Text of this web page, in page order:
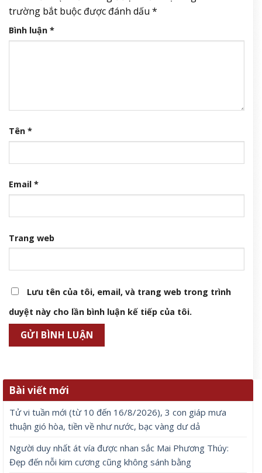
trường bắt buộc được đánh dấu *
Bình luận *
Tên *
Email *
Trang web
Lưu tên của tôi, email, và trang web trong trình
duyệt này cho lần bình luận kế tiếp của tôi.
Bài viết mới
Tử vi tuần mới (từ 10 đến 16/8/2026), 3 con giáp mưa
thuận gió hòa, tiền về như nước, bạc vàng dư dả
Người duy nhất át vía được nhan sắc Mai Phương Thúy:
Đẹp đến nỗi kim cương cũng không sánh bằng